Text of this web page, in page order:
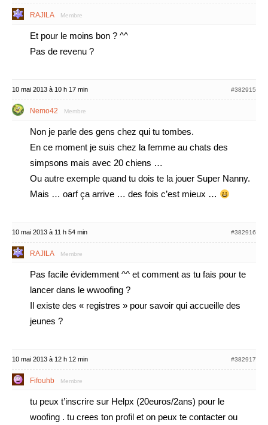
RAJILA Membre
Et pour le moins bon ? ^^
Pas de revenu ?
10 mai 2013 à 10 h 17 min #382915
Nemo42 Membre
Non je parle des gens chez qui tu tombes.
En ce moment je suis chez la femme au chats des
simpsons mais avec 20 chiens …
Ou autre exemple quand tu dois te la jouer Super Nanny.
Mais … oarf ça arrive … des fois c’est mieux …
10 mai 2013 à 11 h 54 min #382916
RAJILA Membre
Pas facile évidemment ^^ et comment as tu fais pour te
lancer dans le wwoofing ?
Il existe des « registres » pour savoir qui accueille des
jeunes ?
10 mai 2013 à 12 h 12 min #382917
Fifouhb Membre
tu peux t’inscrire sur Helpx (20euros/2ans) pour le
woofing . tu crees ton profil et on peux te contacter ou